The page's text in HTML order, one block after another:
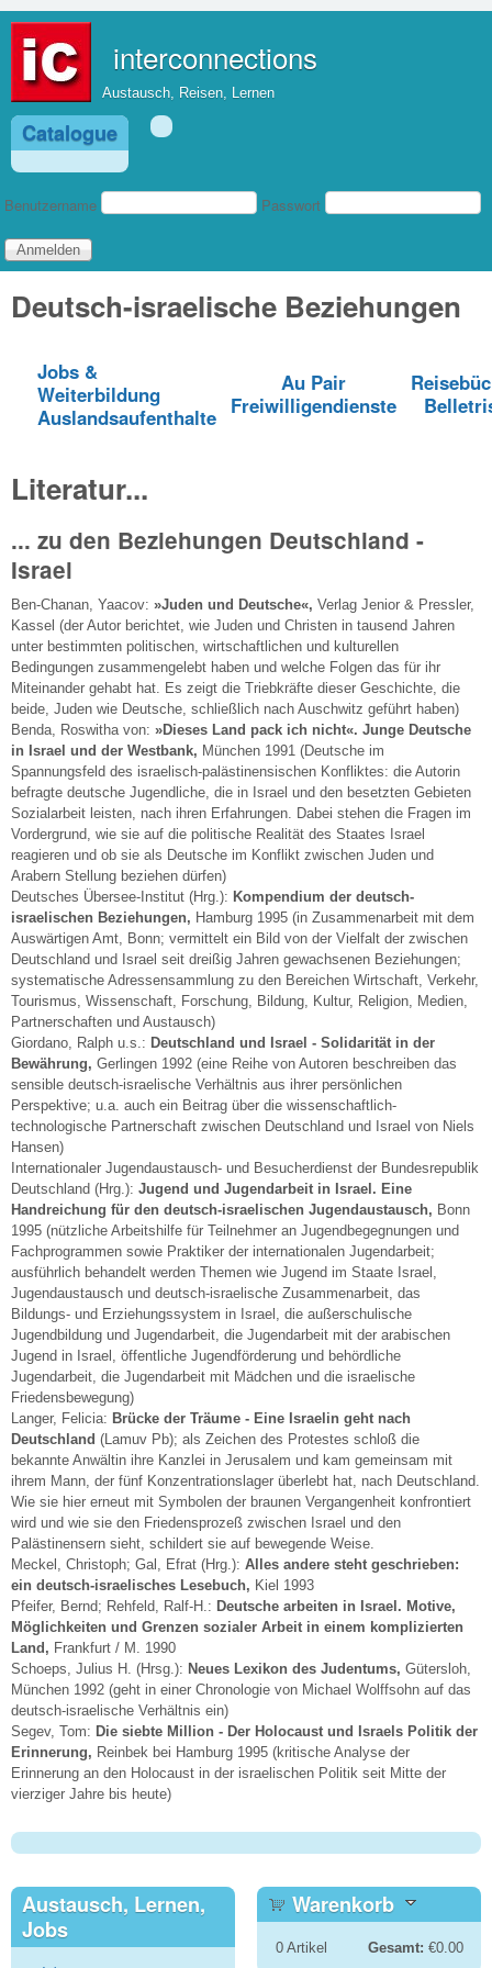
interconnections
Austausch, Reisen, Lernen
Catalogue
Benutzeranmeldung
Benutzername Passwort
Deutsch-israelische Beziehungen
Jobs &
Weiterbildung
Auslandsaufenthalte
Au Pair
Freiwilligendienste
Literatur...
... zu den Beziehungen Deutschland -
Israel
Ben-Chanan, Yaacov: »Juden und Deutsche«, Verlag Jenior & Pressler,
Kassel (der Autor berichtet, wie Juden und Christen in tausend Jahren
unter bestimmten politischen, wirtschaftlichen und kulturellen
Bedingungen zusammengelebt haben und welche Folgen das für ihr
Miteinander gehabt hat. Es zeigt die Triebkräfte dieser Geschichte, die
beide, Juden wie Deutsche, schließlich nach Auschwitz geführt haben)
Benda, Roswitha von: »Dieses Land pack ich nicht«. Junge Deutsche
in Israel und der Westbank, München 1991 (Deutsche im
Spannungsfeld des israelisch-palästinensischen Konfliktes: die Autorin
befragte deutsche Jugendliche, die in Israel und den besetzten Gebieten
Sozialarbeit leisten, nach ihren Erfahrungen. Dabei stehen die Fragen im
Vordergrund, wie sie auf die politische Realität des Staates Israel
reagieren und ob sie als Deutsche im Konflikt zwischen Juden und
Arabern Stellung beziehen dürfen)
Deutsches Übersee-Institut (Hrg.): Kompendium der deutsch-
israelischen Beziehungen, Hamburg 1995 (in Zusammenarbeit mit dem
Auswärtigen Amt, Bonn; vermittelt ein Bild von der Vielfalt der zwischen
Deutschland und Israel seit dreißig Jahren gewachsenen Beziehungen;
systematische Adressensammlung zu den Bereichen Wirtschaft, Verkehr,
Tourismus, Wissenschaft, Forschung, Bildung, Kultur, Religion, Medien,
Partnerschaften und Austausch)
Giordano, Ralph u.s.: Deutschland und Israel - Solidarität in der
Bewährung, Gerlingen 1992 (eine Reihe von Autoren beschreiben das
sensible deutsch-israelische Verhältnis aus ihrer persönlichen
Perspektive; u.a. auch ein Beitrag über die wissenschaftlich-
technologische Partnerschaft zwischen Deutschland und Israel von Niels
Hansen)
Internationaler Jugendaustausch- und Besucherdienst der Bundesrepublik
Deutschland (Hrg.): Jugend und Jugendarbeit in Israel. Eine
Handreichung für den deutsch-israelischen Jugendaustausch, Bonn
1995 (nützliche Arbeitshilfe für Teilnehmer an Jugendbegegnungen und
Fachprogrammen sowie Praktiker der internationalen Jugendarbeit;
ausführlich behandelt werden Themen wie Jugend im Staate Israel,
Jugendaustausch und deutsch-israelische Zusammenarbeit, das
Bildungs- und Erziehungssystem in Israel, die außerschulische
Jugendbildung und Jugendarbeit, die Jugendarbeit mit der arabischen
Jugend in Israel, öffentliche Jugendförderung und behördliche
Jugendarbeit, die Jugendarbeit mit Mädchen und die israelische
Friedensbewegung)
Langer, Felicia: Brücke der Träume - Eine Israelin geht nach
Deutschland (Lamuv Pb); als Zeichen des Protestes schloß die
bekannte Anwältin ihre Kanzlei in Jerusalem und kam gemeinsam mit
ihrem Mann, der fünf Konzentrationslager überlebt hat, nach Deutschland.
Wie sie hier erneut mit Symbolen der braunen Vergangenheit konfrontiert
wird und wie sie den Friedensprozeß zwischen Israel und den
Palästinensern sieht, schildert sie auf bewegende Weise.
Meckel, Christoph; Gal, Efrat (Hrg.): Alles andere steht geschrieben:
ein deutsch-israelisches Lesebuch, Kiel 1993
Pfeifer, Bernd; Rehfeld, Ralf-H.: Deutsche arbeiten in Israel. Motive,
Möglichkeiten und Grenzen sozialer Arbeit in einem komplizierten
Land, Frankfurt / M. 1990
Schoeps, Julius H. (Hrsg.): Neues Lexikon des Judentums, Gütersloh,
München 1992 (geht in einer Chronologie von Michael Wolffsohn auf das
deutsch-israelische Verhältnis ein)
Segev, Tom: Die siebte Million - Der Holocaust und Israels Politik der
Erinnerung, Reinbek bei Hamburg 1995 (kritische Analyse der
Erinnerung an den Holocaust in der israelischen Politik seit Mitte der
vierziger Jahre bis heute)
Austausch, Lernen,
Jobs
Warenkorb
0Artikel Gesamt: €0.00